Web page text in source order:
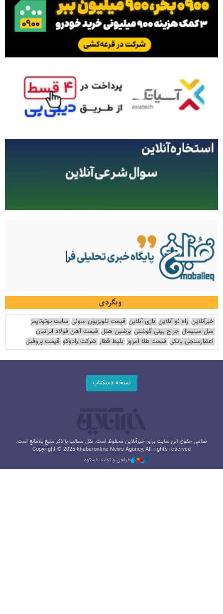
وبگردی
خبرآنلاین راه نو آنلاین بازی آنلاین قیمت تلویزیون سونی سایت یوتوتایمز
مبل مینیمال جراح بینی گوشتی پرشین هتل قیمت آهن فولاد ایرانیان
اعتبارسنجی بانکی قیمت طلا امروز بلیط قطار شرکت رادوکو قیمت پروفیل
نسخه دسکتاپ
تمامی حقوق این سایت برای خبرآنلاین محفوظ است. نقل مطالب با ذکر منبع بلامانع است.
Copyright © 2025 khabaronline News Agancy, All rights reserved
طراحی و تولید: نستوه